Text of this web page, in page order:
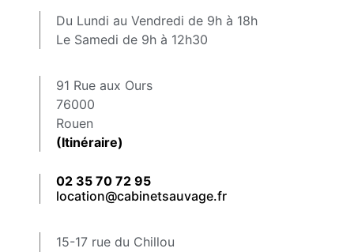
Du Lundi au Vendredi de 9h à 18h
Le Samedi de 9h à 12h30
91 Rue aux Ours
76000
Rouen
(Itinéraire)
02 35 70 72 95
location@cabinetsauvage.fr
15-17 rue du Chillou